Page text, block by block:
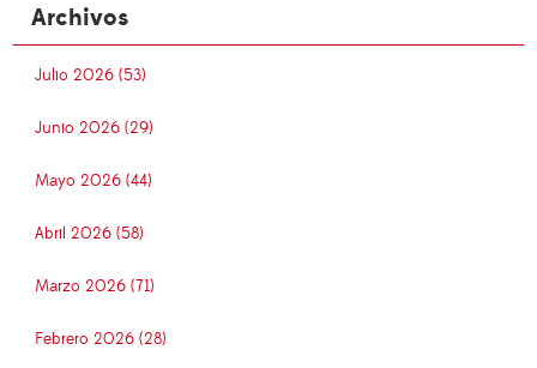
Archivos
Julio 2026 (53)
Junio 2026 (29)
Mayo 2026 (44)
Abril 2026 (58)
Marzo 2026 (71)
Febrero 2026 (28)